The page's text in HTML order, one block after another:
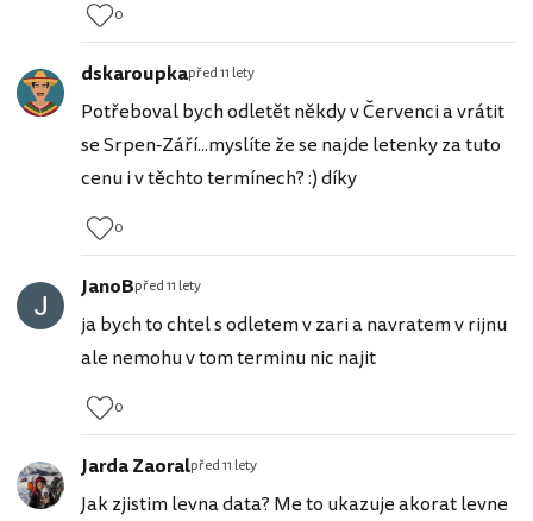
0
dskaroupkapřed 11 lety
Potřeboval bych odletět někdy v Červenci a vrátit
se Srpen-Září...myslíte že se najde letenky za tuto
cenu i v těchto termínech? :) díky
0
JanoBpřed 11 lety
ja bych to chtel s odletem v zari a navratem v rijnu
ale nemohu v tom terminu nic najit
0
Jarda Zaoralpřed 11 lety
Jak zjistim levna data? Me to ukazuje akorat levne